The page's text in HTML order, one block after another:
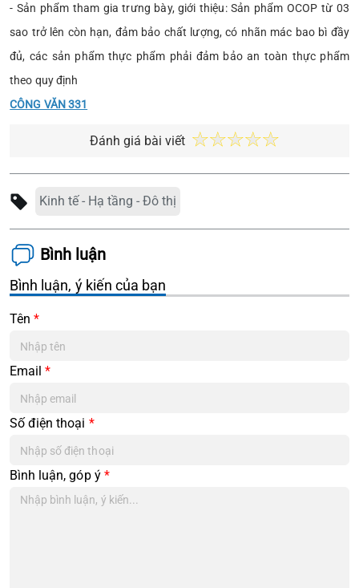
- Sản phẩm tham gia trưng bày, giới thiệu: Sản phẩm OCOP từ 03
sao trở lên còn hạn, đảm bảo chất lượng, có nhãn mác bao bì đầy
đủ, các sản phẩm thực phẩm phải đảm bảo an toàn thực phẩm
theo quy định
CÔNG VĂN 331
Đánh giá bài viết
Kinh tế - Hạ tầng - Đô thị
Bình luận
Bình luận, ý kiến của bạn
Tên*
Email*
Số điện thoại *
Bình luận, góp ý *